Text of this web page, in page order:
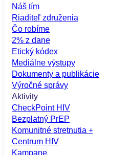
Náš tím
Riaditeľ združenia
Čo robíme
2% z dane
Etický kódex
Mediálne výstupy
Dokumenty a publikácie
Výročné správy
Aktivity
CheckPoint HIV
Bezplatný PrEP
Komunitné stretnutia +
Centrum HIV
Kampane